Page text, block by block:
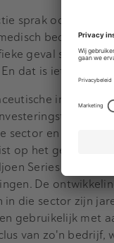
sprak ook met
bedrijf
geval speelde
dat is iets waar
industrie
sector en ons
op het gebied
Series A ronde
De
in die sector zijn
gebruikelijk met
van zo'n